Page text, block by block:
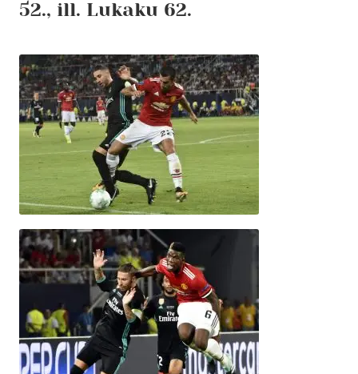
52., ill. Lukaku 62.